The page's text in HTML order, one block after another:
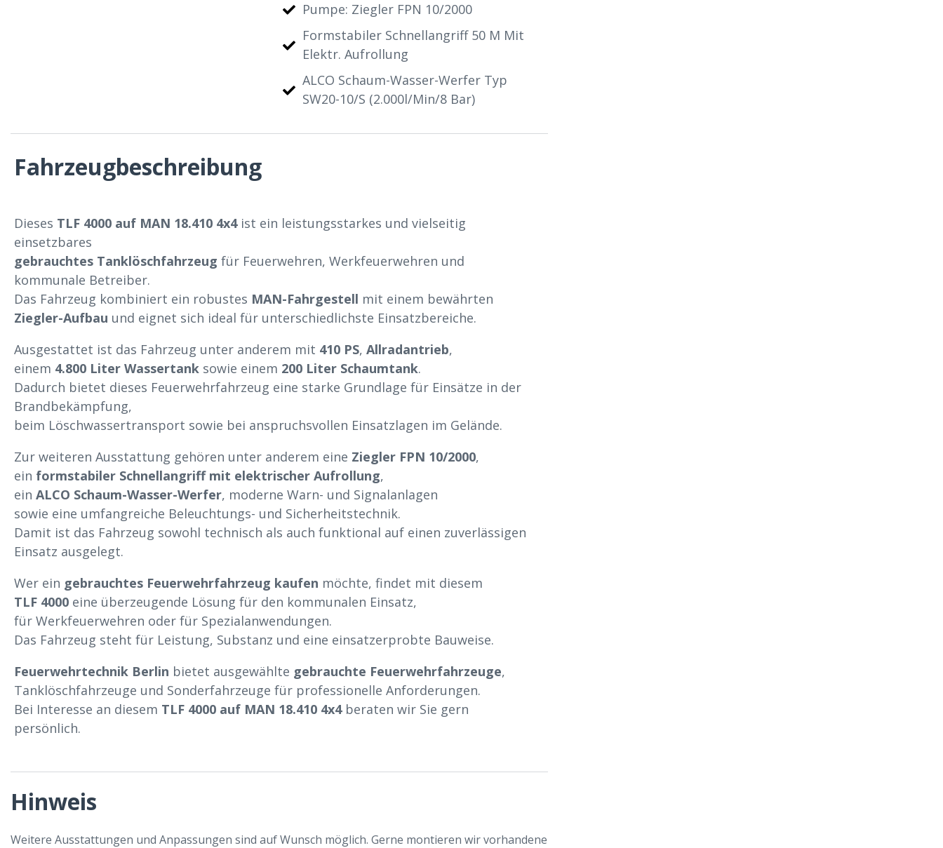
Pumpe: Ziegler FPN 10/2000
Formstabiler Schnellangriff 50 M Mit
Elektr. Aufrollung
ALCO Schaum-Wasser-Werfer Typ
SW20-10/S (2.000l/min/8 Bar)
Fahrzeugbeschreibung
Dieses TLF 4000 auf MAN 18.410 4x4ist ein leistungsstarkes und vielseitig
einsetzbares
gebrauchtes Tanklöschfahrzeug für Feuerwehren, Werkfeuerwehren und
kommunale Betreiber.
Das Fahrzeug kombiniert ein robustes MAN-Fahrgestell mit einem bewährten
Ziegler-Aufbau und eignet sich ideal für unterschiedlichste Einsatzbereiche.
Ausgestattet ist das Fahrzeug unter anderem mit 410 PS, Allradantrieb,
einem 4.800 Liter Wassertank sowie einem 200 Liter Schaumtank.
Dadurch bietet dieses Feuerwehrfahrzeug eine starke Grundlage für Einsätze in der
Brandbekämpfung,
beim Löschwassertransport sowie bei anspruchsvollen Einsatzlagen im Gelände.
Zur weiteren Ausstattung gehören unter anderem eine Ziegler FPN 10/2000,
ein formstabiler Schnellangriff mit elektrischer Aufrollung,
ein ALCO Schaum-Wasser-Werfer, moderne Warn- und Signalanlagen
sowie eine umfangreiche Beleuchtungs- und Sicherheitstechnik.
Damit ist das Fahrzeug sowohl technisch als auch funktional auf einen zuverlässigen
Einsatz ausgelegt.
Wer ein gebrauchtes Feuerwehrfahrzeug kaufen möchte, findet mit diesem
TLF 4000 eine überzeugende Lösung für den kommunalen Einsatz,
für Werkfeuerwehren oder für Spezialanwendungen.
Das Fahrzeug steht für Leistung, Substanz und eine einsatzerprobte Bauweise.
Feuerwehrtechnik Berlin bietet ausgewählte gebrauchte Feuerwehrfahrzeuge,
Tanklöschfahrzeuge und Sonderfahrzeuge für professionelle Anforderungen.
Bei Interesse an diesem TLF 4000 auf MAN 18.410 4x4beraten wir Sie gern
persönlich.
Hinweis
Weitere Ausstattungen und Anpassungen sind auf Wunsch möglich. Gerne montieren wir vorhandene